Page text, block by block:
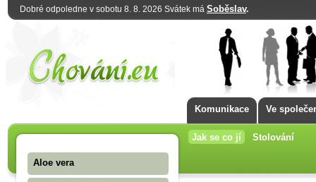
Dobré odpoledne v sobotu 8. 8. 2026 Svátek má Soběslav.
Komunikace Ve
Jak se co jí Stolování
Aloe vera